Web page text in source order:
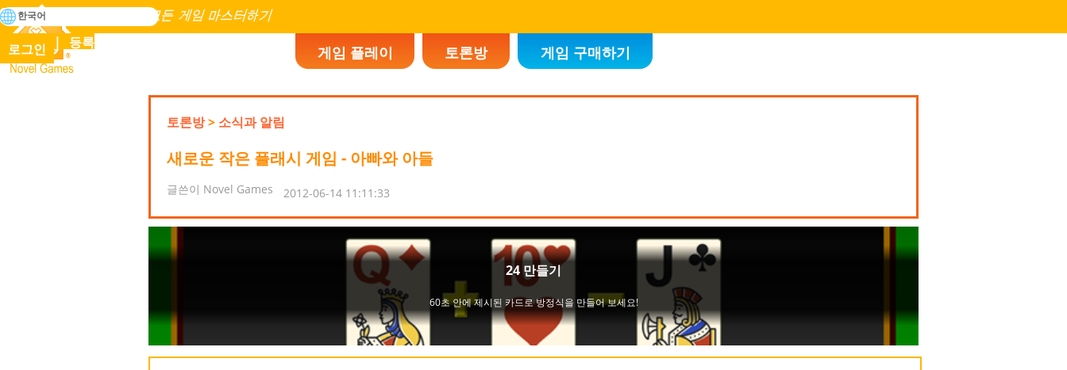
Novel Games
인류 역사에 존재하는 모든 게임 마스터하기
검
색
게임 플레이 토론방 게임 구매하기
로그인 등록
한국어
토론방> 소식과 알림
새로운 작은 플래시 게임 - 아빠와 아들
글쓴이 Novel Games 2012-06-14 11:11:33